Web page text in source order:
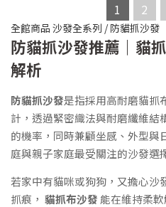
1 2
全館商品 沙發全系列 /防貓抓沙發
防貓抓沙發推薦｜貓
解析
防貓抓沙發是指採用高耐磨貓抓
計，透過緊密織法與耐磨纖維結
的機率，同時兼顧坐感、外型與
庭與親子家庭最受關注的沙發選
若家中有貓咪或狗狗，又擔心沙
抓痕， 貓抓布沙發 能在維持柔